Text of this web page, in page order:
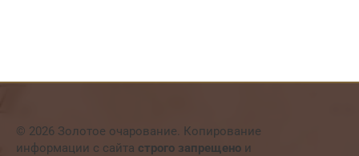
© 2026 Золотое очарование. Копирование
информации с сайта строго запрещено и